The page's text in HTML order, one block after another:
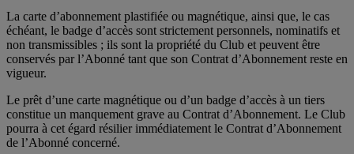
La carte d’abonnement plastifiée ou magnétique, ainsi que, le cas
échéant, le badge d’accès sont strictement personnels, nominatifs et
non transmissibles ; ils sont la propriété du Club et peuvent être
conservés par l’Abonné tant que son Contrat d’Abonnement reste en
vigueur.
Le prêt d’une carte magnétique ou d’un badge d’accès à un tiers
constitue un manquement grave au Contrat d’Abonnement. Le Club
pourra à cet égard résilier immédiatement le Contrat d’Abonnement
de l’Abonné concerné.